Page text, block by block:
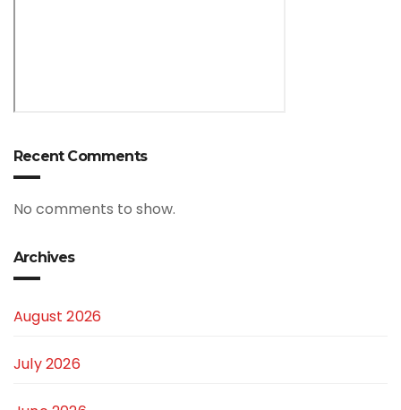
Recent Comments
No comments to show.
Archives
August 2026
July 2026